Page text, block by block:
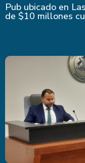
Pub ubicado en
de $10 millones